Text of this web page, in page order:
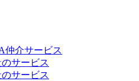
仲介サービス
サービス
サービス